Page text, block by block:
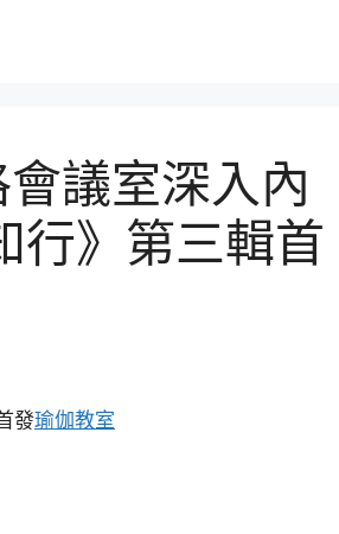
議室深入內
行》第三輯首
發瑜伽教室